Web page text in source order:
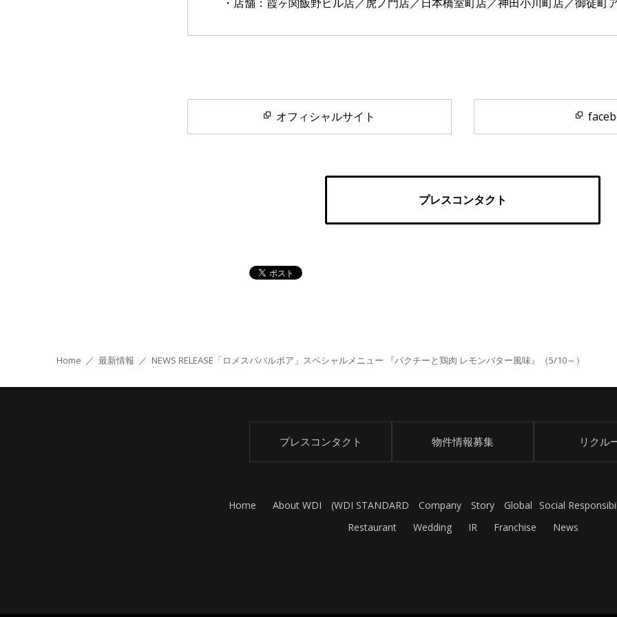
オフィシャルサイト
プレスコンタクト
Home ／ 最新情報 ／ NEWS RELEASE 「ロメスパバルボア」スペシャルメニュー 『パクチーと鶏肉 レモンバター風味』（5/10～）
プレスコンタクト 物件情報募集 リクル
Home About WDI (WDI STANDARD Company Story Global Social
Restaurant
Wedding IR Franchise News